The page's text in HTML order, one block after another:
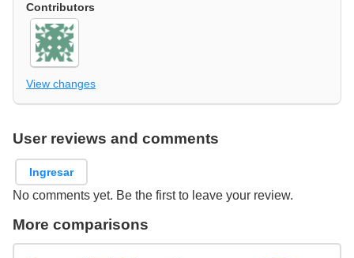
Contributors
View changes
User reviews and comments
Ingresar
No comments yet. Be the first to leave your review.
More comparisons